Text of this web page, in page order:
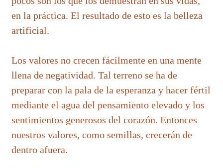
en la práctica. El resultado de esto es la belleza
artificial.
Los valores no crecen fácilmente en una mente
llena de negatividad. Tal terreno se ha de
preparar con la pala de la esperanza y hacer fértil
mediante el agua del pensamiento elevado y los
sentimientos generosos del corazón. Entonces
nuestros valores, como semillas, crecerán de
dentro afuera.